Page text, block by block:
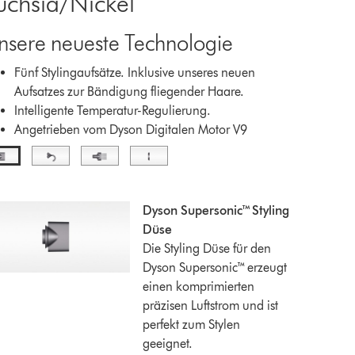
neueste Technologie
Fünf Stylingaufsätze. Inklusive unseres neuen
Aufsatzes zur Bändigung fliegender Haare.
Intelligente Temperatur-Regulierung.
Angetrieben vom Dyson Digitalen Motor V9
Dyson Supersonic™ Styling
Düse
Die Styling Düse für den
Dyson Supersonic™ erzeugt
einen komprimierten
präzisen Luftstrom und ist
perfekt zum Stylen
geeignet.